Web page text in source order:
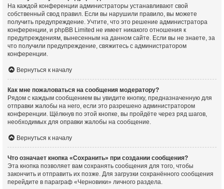
На каждой конференции администраторы устанавливают свой
собственный свод правил. Если вы нарушили правило, вы можете
получить предупреждение. Учтите, что это решение администратора
конференции, и phpBB Limited не имеет никакого отношения к
предупреждениям, вынесенным на данном сайте. Если вы не знаете, за
что получили предупреждение, свяжитесь с администратором
конференции.
Вернуться к началу
Как мне пожаловаться на сообщения модератору?
Рядом с каждым сообщением вы увидите кнопку, предназначенную для
отправки жалобы на него, если это разрешено администратором
конференции. Щёлкнув по этой кнопке, вы пройдёте через ряд шагов,
необходимых для оправки жалобы на сообщение.
Вернуться к началу
Что означает кнопка «Сохранить» при создании сообщения?
Эта кнопка позволяет вам сохранять сообщения для того, чтобы
закончить и отправить их позже. Для загрузки сохранённого сообщения
перейдите в параграф «Черновики» личного раздела.